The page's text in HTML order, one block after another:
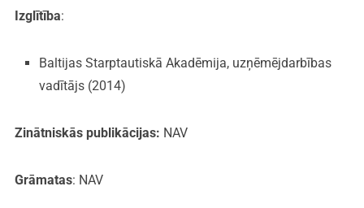
Izglītība:
Baltijas Starptautiskā Akadēmija, uzņēmējdarbības
vadītājs (2014)
Zinātniskās publikācijas: NAV
Grāmatas: NAV